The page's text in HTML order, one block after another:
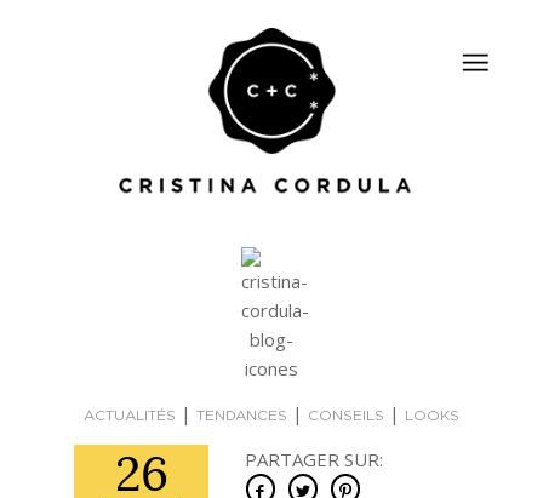
ACTUALITÉS | TENDANCES | CONSEILS | LOOKS
26 PARTAGER SUR: